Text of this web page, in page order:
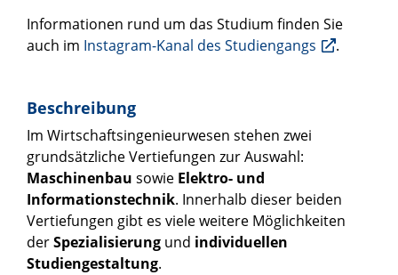
Informationen rund um das Studium finden Sie
auch im Instagram-Kanal des Studiengangs .
Beschreibung
Im Wirtschaftsingenieurwesen stehen zwei
grundsätzliche Vertiefungen zur Auswahl:
Maschinenbau sowie Elektro- und
Informationstechnik. Innerhalb dieser beiden
Vertiefungen gibt es viele weitere Möglichkeiten
derSpezialisierung und individuellen
Studiengestaltung.